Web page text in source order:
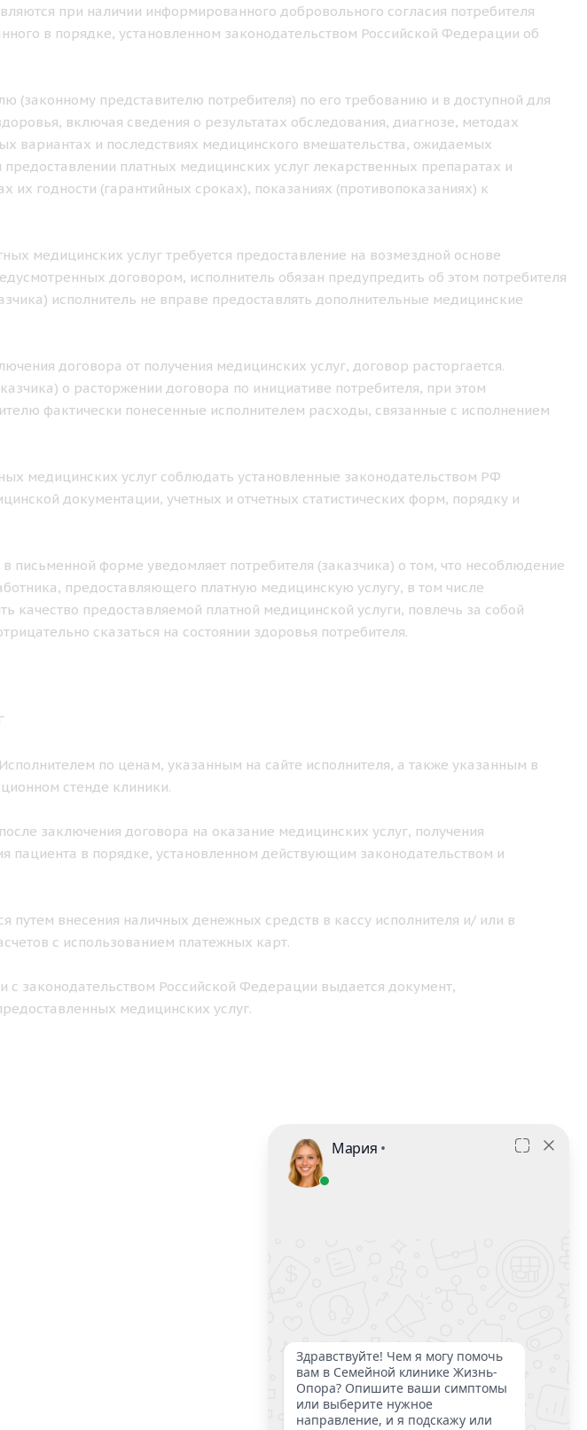
при наличии информированного добровольного согласия потребителя
в порядке, установленном законодательством Российской Федерации об
(законному представителю потребителя) по его требованию и в доступной для
включая сведения о результатах обследования, диагнозе, методах
вариантах и последствиях медицинского вмешательства, ожидаемых
платных медицинских услуг лекарственных препаратах и
их годности (гарантийных сроках), показаниях (противопоказаниях) к
медицинских услуг требуется предоставление на возмездной основе
договором, исполнитель обязан предупредить об этом потребителя
исполнитель не вправе предоставлять дополнительные медицинские
договора от получения медицинских услуг, договор расторгается.
о расторжении договора по инициативе потребителя, при этом
фактически понесенные исполнителем расходы, связанные с исполнением
медицинских услуг соблюдать установленные законодательством РФ
документации, учетных и отчетных статистических форм, порядку и
письменной форме уведомляет потребителя (заказчика) о том, что несоблюдение
предоставляющего платную медицинскую услугу, в том числе
качество предоставляемой платной медицинской услуги, повлечь за собой
сказаться на состоянии здоровья потребителя.
по ценам, указанным на сайте исполнителя, а также указанным в
стенде клиники.
заключения договора на оказание медицинских услуг, получения
пациента в порядке, установленном действующим законодательством и
путем внесения наличных денежных средств в кассу исполнителя и/ или в
с использованием платежных карт.
с законодательством Российской Федерации выдается документ,
медицинских услуг.